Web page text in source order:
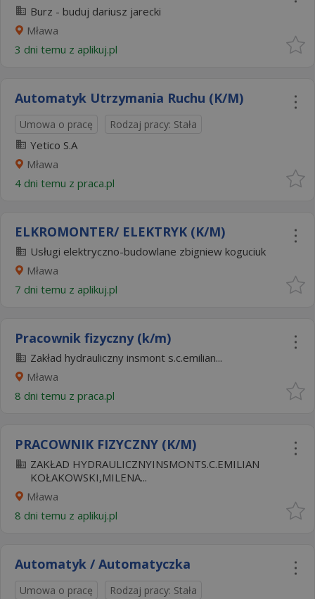
Burz - buduj dariusz jarecki
Mława
3 dni temu z aplikuj.pl
Automatyk Utrzymania Ruchu (K/M)
Umowa o pracę Rodzaj pracy: Stała
Yetico S.A
Mława
4 dni temu z praca.pl
ELKROMONTER/ ELEKTRYK (K/M)
Usługi elektryczno-budowlane zbigniew koguciuk
Mława
7 dni temu z aplikuj.pl
Pracownik fizyczny (k/m)
Zakład hydrauliczny insmont s.c.emilian...
Mława
8 dni temu z praca.pl
PRACOWNIK FIZYCZNY (K/M)
ZAKŁAD HYDRAULICZNYINSMONTS.C.EMILIAN
KOŁAKOWSKI,MILENA...
Mława
8 dni temu z aplikuj.pl
Automatyk / Automatyczka
Umowa o pracę Rodzaj pracy: Stała